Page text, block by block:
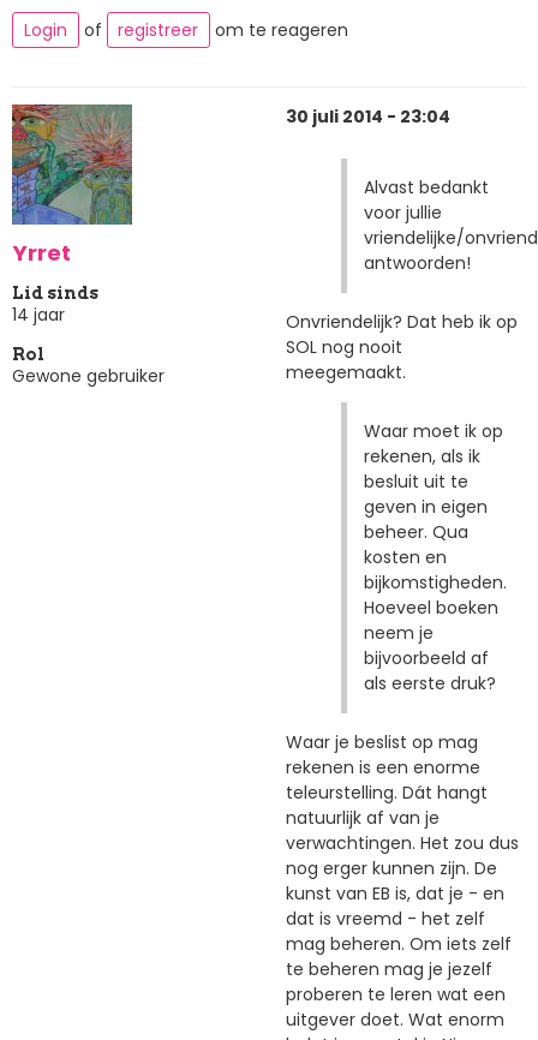
Login
of registreer om te reageren
Yrret
Lid sinds
14 jaar
Rol
Gewone gebruiker
30 juli 2014 - 23:04
Alvast bedankt
voor jullie
vriendelijke/
antwoorden!
Onvriendelijk? Dat heb ik op
SOL nog nooit
meegemaakt.
Waar moet ik op
rekenen, als ik
besluit uit te
geven in eigen
beheer. Qua
kosten en
bijkomstigheden.
Hoeveel boeken
neem je
bijvoorbeeld af
als eerste druk?
Waar je beslist op mag
rekenen is een enorme
teleurstelling. Dát hangt
natuurlijk af van je
verwachtingen. Het zou dus
nog erger kunnen zijn. De
kunst van EB is, dat je - en
dat is vreemd - het zelf
mag beheren. Om iets zelf
te beheren mag je jezelf
proberen te leren wat een
uitgever doet. Wat enorm